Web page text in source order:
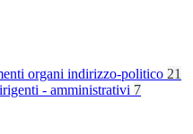
organi indirizzo-politico 21
- amministrativi 7